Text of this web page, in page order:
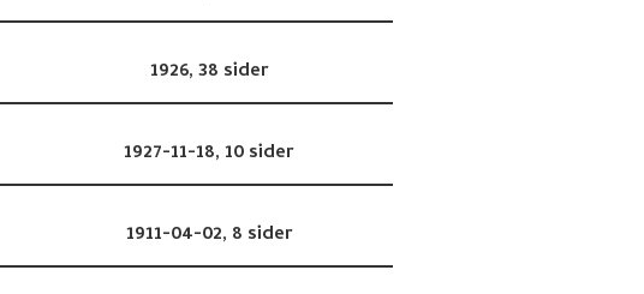
1926,38 sider
1927-11-18,10 sider
1911-04-02, 8 sider